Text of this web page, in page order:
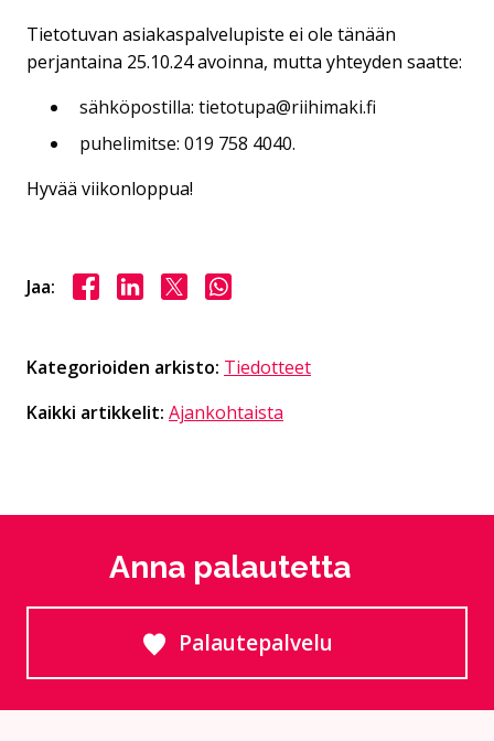
Tietotuvan asiakaspalvelupiste ei ole tänään
perjantaina 25.10.24 avoinna, mutta yhteyden saatte:
sähköpostilla: tietotupa@riihimaki.fi
puhelimitse: 019 758 4040.
Hyvää viikonloppua!
Jaa: Jaa Facebookissa
Jaa LinkedInissä
Jaa X:ssäJaa WhasAppissa
Kategorioiden arkisto: Tiedotteet
Kaikki artikkelit: Ajankohtaista
Anna palautetta
Palautepalvelu
Siirtyy ulkoiselle